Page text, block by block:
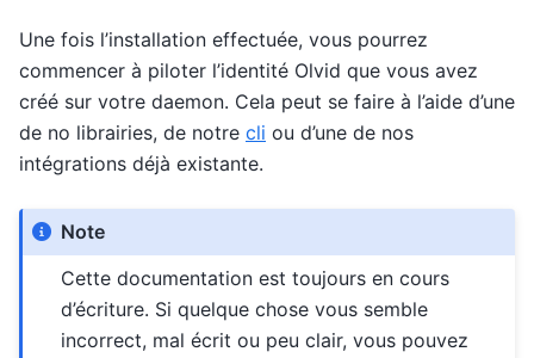
Une fois l’installation effectuée, vous pourrez
commencer à piloter l’identité Olvid que vous avez
créé sur votre daemon. Cela peut se faire à l’aide d’une
de no librairies, de notre cli ou d’une de nos
intégrations déjà existante.
Note
Cette documentation est toujours en cours
d’écriture. Si quelque chose vous semble
incorrect, mal écrit ou peu clair, vous pouvez